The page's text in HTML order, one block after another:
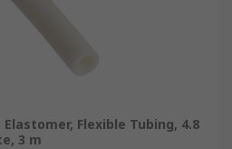
Elastomer, Flexible Tubing, 4.8
3 m